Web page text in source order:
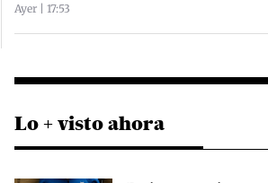
Ayer | 17:53
Lo + visto ahora